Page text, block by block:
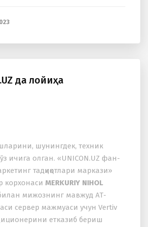
да лойиҳа
шунингдек, теxник
ичига олган. «UNICON.UZ фан-
тадқиқотлари маркази»
корxонаси MERKURIY NIHOL
мижознинг мавжуд АТ-
сервер мажмуаси учун Vertiv
етказиб бериш